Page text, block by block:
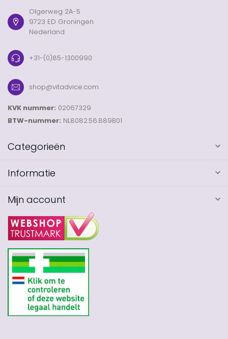
Olgerweg 2A-5
9723 ED Groningen
Nederland
+31-(0)85-1300990
shop@vitadvice.com
KVK nummer: 02067329
BTW-nummer: NL8082.56.889B01
Categorieën
Informatie
Mijn account